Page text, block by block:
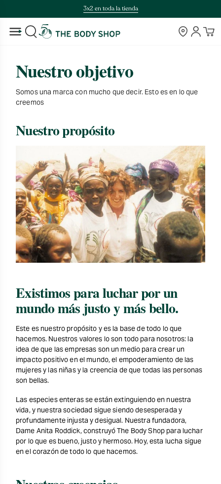
3x2 en toda la tienda
BUSCAR Tiendas
Cuenta
Nuestro objetivo
Somos una marca con mucho que decir. Esto es en lo que
creemos
Nuestro propósito
Existimos para luchar por un
mundo más justo y más bello.
Este es nuestro propósito y es la base de todo lo que
hacemos. Nuestros valores lo son todo para nosotros: la
idea de que las empresas son un medio para crear un
impacto positivo en el mundo, el empoderamiento de las
mujeres y las niñas y la creencia de que todas las personas
son bellas.
Las especies enteras se están extinguiendo en nuestra
vida, y nuestra sociedad sigue siendo desesperada y
profundamente injusta y desigual. Nuestra fundadora,
Dame Anita Roddick, construyó The Body Shop para luchar
por lo que es bueno, justo y hermoso. Hoy, esta lucha sigue
en el corazón de todo lo que hacemos.